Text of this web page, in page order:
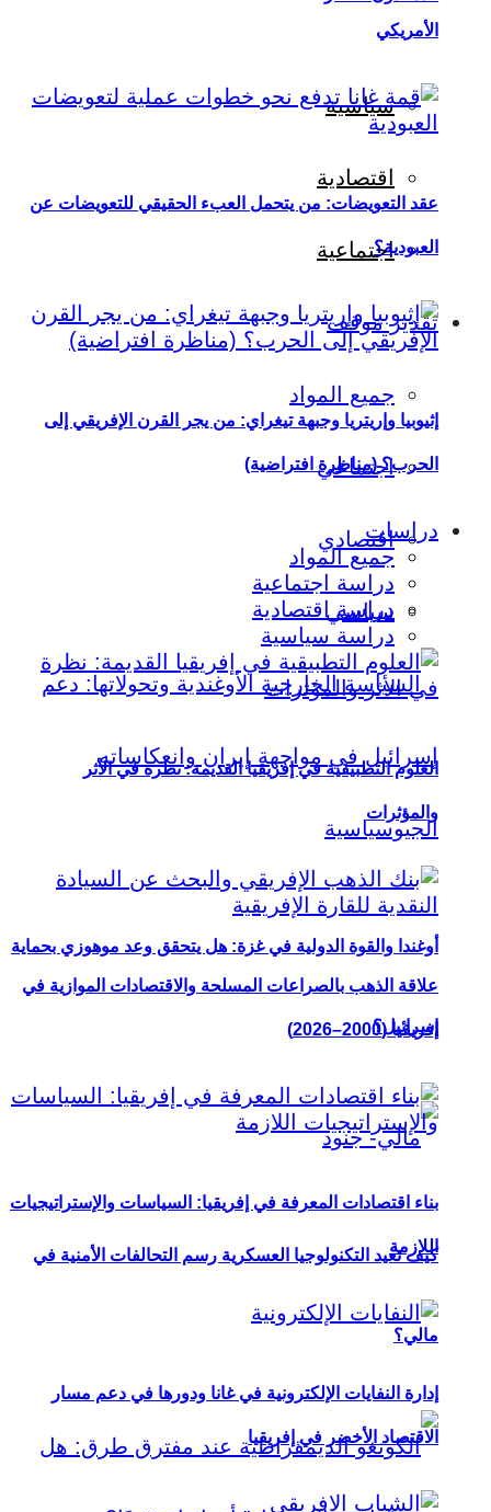
سياسية
اقتصادية
اجتماعية
تقدير موقف
جميع المواد
اجتماعي
اقتصادي
سياسي
أوغندا والقوة الدولية في غزة: هل يتحقق وعد موهوزي بحماية
إسرائيل؟
كيف تعيد التكنولوجيا العسكرية رسم التحالفات الأمنية في
مالي؟
الأمريكي
عقد التعويضات: من يتحمل العبء الحقيقي للتعويضات عن
العبودية؟
إثيوبيا وإريتريا وجبهة تيغراي: من يجر القرن الإفريقي إلى
الحرب؟ (مناظرة افتراضية)
دراسات
جميع المواد
دراسة اجتماعية
دراسة اقتصادية
دراسة سياسية
العلوم التطبيقية في إفريقيا القديمة: نظرة في الأثر
والمؤثرات
علاقة الذهب بالصراعات المسلحة والاقتصادات الموازية في
إفريقيا (2000–2026)
بناء اقتصادات المعرفة في إفريقيا: السياسات والإستراتيجيات
اللازمة
إدارة النفايات الإلكترونية في غانا ودورها في دعم مسار
الاقتصاد الأخضر في إفريقيا